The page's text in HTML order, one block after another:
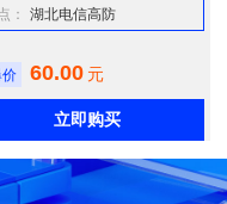
： 湖北电信高防
60.00 元
立即购买